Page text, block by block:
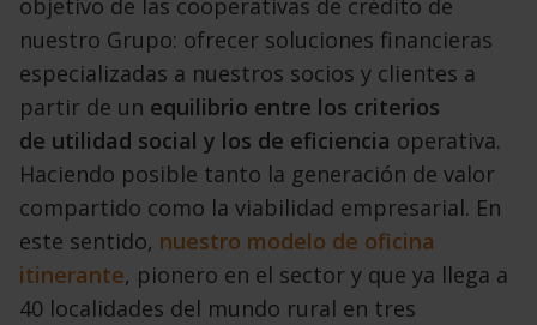
objetivo de las cooperativas de crédito de
nuestro Grupo: ofrecer soluciones financieras
especializadas a nuestros socios y clientes a
partir de un equilibrio entre los criterios
de utilidad social y los de eficiencia operativa.
Haciendo posible tanto la generación de valor
compartido como la viabilidad empresarial. En
este sentido, nuestro modelo de oficina
itinerante, pionero en el sector y que ya llega a
40 localidades del mundo rural en tres